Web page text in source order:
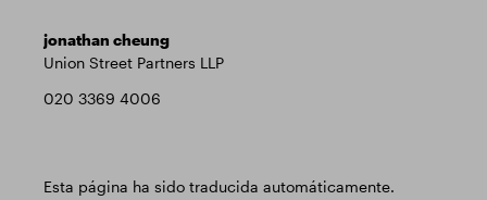
jonathan cheung
Union Street Partners LLP
020 3369 4006
Esta página ha sido traducida automáticamente.